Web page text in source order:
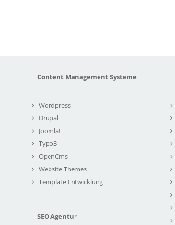
Content Management Systeme
Wordpress
Drupal
Joomla!
Typo3
OpenCms
Website Themes
Template Entwicklung
SEO Agentur